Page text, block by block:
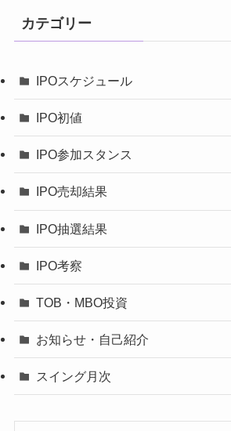
カテゴリー
IPOスケジュール
IPO初値
IPO参加スタンス
IPO売却結果
IPO抽選結果
IPO考察
TOB・MBO投資
お知らせ・自己紹介
スイング月次